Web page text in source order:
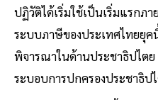
ปฏิวัติได้เริ่มใช้เป็นเริ่มแรกภ
ระบบภาษีของประเทศไทยยุ
พิจารณาในด้านประชาธิปไต
ระบอบการปกครองประชาธิป